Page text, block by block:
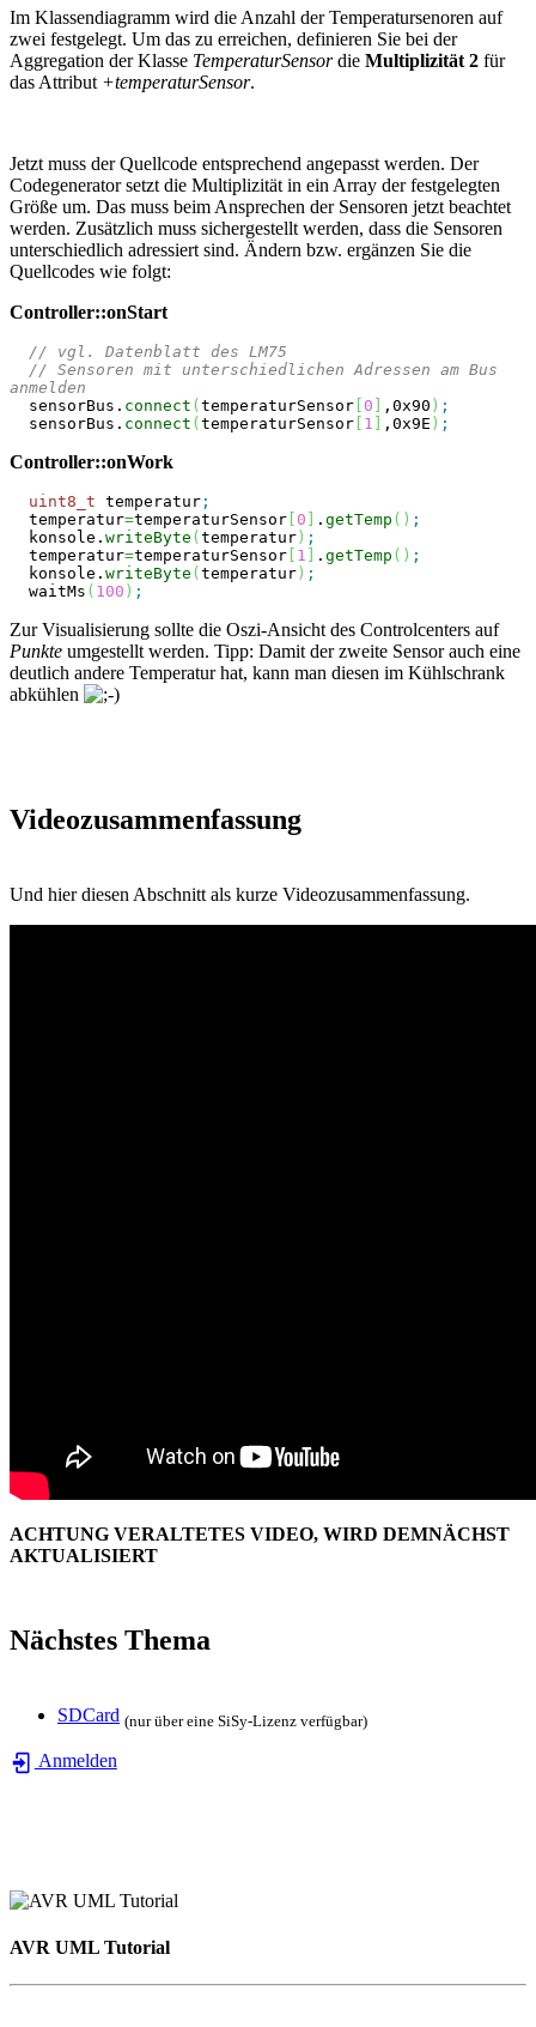
Im Klassendiagramm wird die Anzahl der Temperatursenoren auf
zwei festgelegt. Um das zu erreichen, definieren Sie bei der
Aggregation der Klasse TemperaturSensordie Multiplizität 2 für
das Attribut +temperaturSensor.
Jetzt muss der Quellcode entsprechend angepasst werden. Der
Codegenerator setzt die Multiplizität in ein Array der festgelegten
Größe um. Das muss beim Ansprechen der Sensoren jetzt beachtet
werden. Zusätzlich muss sichergestellt werden, dass die Sensoren
unterschiedlich adressiert sind. Ändern bzw. ergänzen Sie die
Quellcodes wie folgt:
Controller::onStart
// vgl. Datenblatt des LM75
// Sensoren mit unterschiedlichen Adressen am Bus
anmelden
  sensorBus.
connect (temperaturSensor [ 0 ] , 0x90 ) ;
  sensorBus.
connect (temperaturSensor [ 1 ] , 0x9E ) ;
Controller::onWork
uint8_t temperatur ;
  temperatur
=temperaturSensor [ 0 ] . getTemp ( ) ;
  konsole.
writeByte (temperatur) ;
  temperatur
=temperaturSensor [ 1 ] . getTemp ( ) ;
  konsole.
writeByte (temperatur) ;
  waitMs
( 100 ) ;
Zur Visualisierung sollte die Oszi-Ansicht des Controlcenters auf
Punkte umgestellt werden. Tipp: Damit der zweite Sensor auch eine
deutlich andere Temperatur hat, kann man diesen im Kühlschrank
abkühlen
Videozusammenfassung
Und hier diesen Abschnitt als kurze Videozusammenfassung.
ACHTUNG VERALTETES VIDEO, WIRD DEMNÄCHST
AKTUALISIERT
Nächstes Thema
SDCard (nur über eine SiSy-Lizenz verfügbar)
Anmelden
AVR UML Tutorial